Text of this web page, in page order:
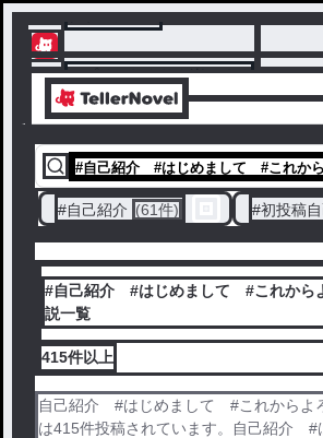
テラーノベル
アプリでサクサク楽しめる
#自己紹介 #はじめまして #これから
#自己紹介 (61件) #初投稿
#自己紹介 #はじめまして #これから
説一覧
415件以上
自己紹介 #はじめまして #これからよ
は415件投稿されています。自己紹介